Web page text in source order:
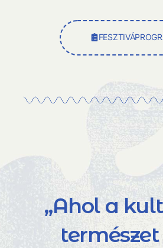
„Ahol a
természet